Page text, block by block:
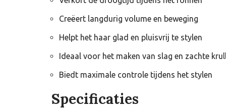
Creëert langdurig volume en beweging
Helpt het haar glad en pluisvrij te stylen
Ideaal voor het maken van slag en zachte
Biedt maximale controle tijdens het stylen
Specificaties